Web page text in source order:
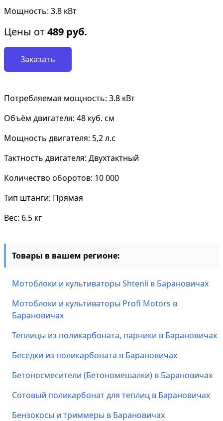
Мощность: 3.8 кВт
Цены от489 руб.
Заказать
Потребляемая мощность: 3.8 кВт
Объём двигателя: 48 куб. см
Мощность двигателя: 5,2 л.с
Тактность двигателя: Двухтактный
Количество оборотов: 10 000
Тип штанги: Прямая
Вес: 6.5 кг
Товары в вашем регионе:
Мотоблоки и культиваторы Shtenli в Барановичах
Мотоблоки и культиваторы Profi Motors в
Барановичах
Теплицы из поликарбоната, парники в Барановичах
Беседки из поликарбоната в Барановичах
Бетоносмесители (Бетономешалки) в Барановичах
Сотовый поликарбонат для теплиц в Барановичах
Бензокосы и триммеры в Барановичах